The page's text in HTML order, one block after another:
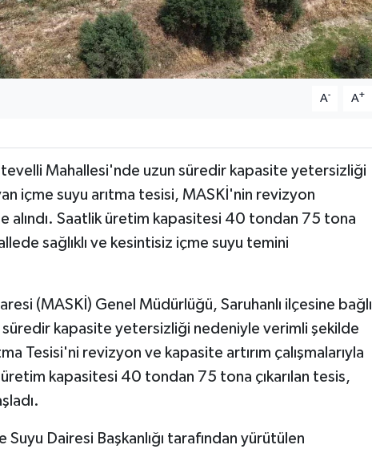
A- A+
Mahallesi'nde uzun süredir kapasite yetersizliği
içme suyu arıtma tesisi, MASKİ'nin revizyon
alındı. Saatlik üretim kapasitesi 40 tondan 75 tona
sağlıklı ve kesintisiz içme suyu temini
(MASKİ) Genel Müdürlüğü, Saruhanlı ilçesine bağlı
kapasite yetersizliği nedeniyle verimli şekilde
Tesisi'ni revizyon ve kapasite artırım çalışmalarıyla
kapasitesi 40 tondan 75 tona çıkarılan tesis,
Dairesi Başkanlığı tarafından yürütülen